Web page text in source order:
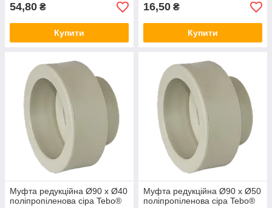
54,80 ₴
Купити
16,50 ₴
Купити
Муфта редукційна Ø90 х Ø40
поліпропіленова сіра Tebo®
Муфта редукційна Ø90 х Ø50
поліпропіленова сіра Tebo®